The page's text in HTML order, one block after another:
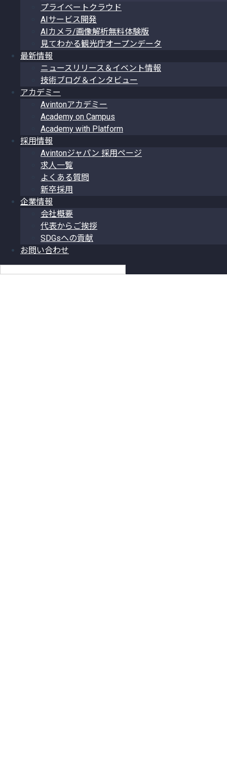
プライベートクラウド
AIサービス開発
AIカメラ/画像解析無料体験版
見てわかる観光庁オープンデータ
最新情報
ニュースリリース＆イベント情報
技術ブログ＆インタビュー
アカデミー
Avintonアカデミー
Academy on Campus
Academy with Platform
採用情報
Avintonジャパン 採用ページ
求人一覧
よくある質問
新卒採用
企業情報
会社概要
代表からご挨拶
SDGsへの貢献
お問い合わせ